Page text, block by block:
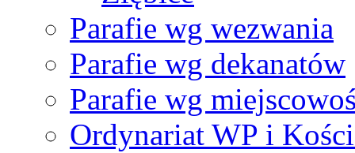
Parafie wg wezwania
Parafie wg dekanatów
Parafie wg
Ordynariat WP i